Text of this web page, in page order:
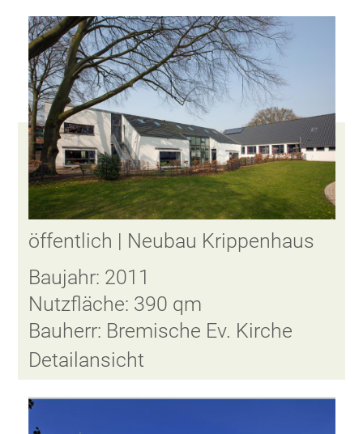
öffentlich | Neubau Krippenhaus
Baujahr: 2011
Nutzfläche: 390 qm
Bauherr: Bremische Ev. Kirche
Detailansicht